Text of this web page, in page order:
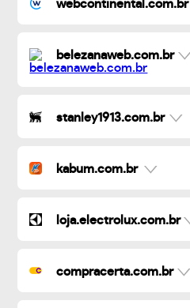
webcontinental.com.br
belezanaweb.com.br
stanley1913.com.br
kabum.com.br
loja.electrolux.com.br
compracerta.com.br